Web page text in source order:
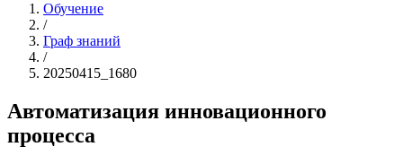
Обучение
/
Граф знаний
/
20250415_1680
Автоматизация инновационного
процесса